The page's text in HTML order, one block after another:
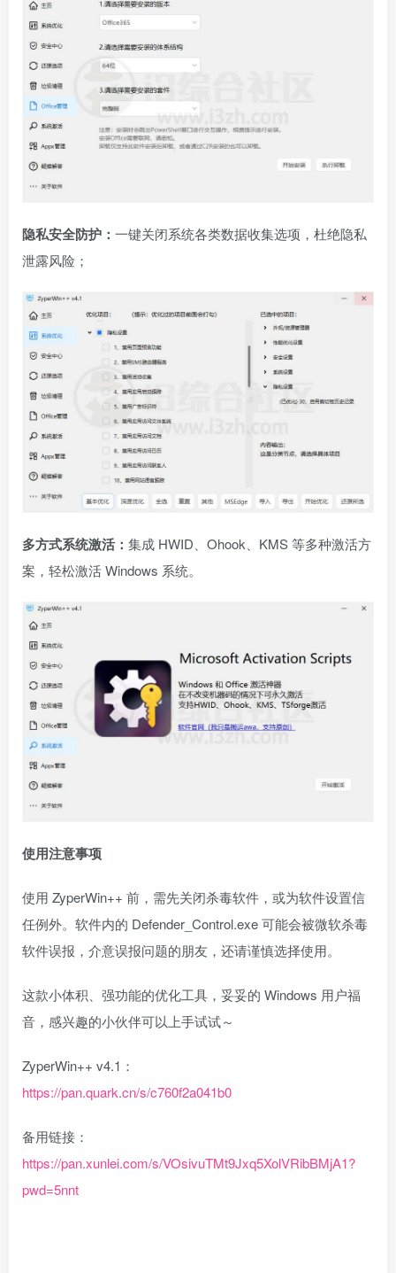
隐私安全防护： 一键关闭系统各类数据收集选项，杜绝隐私
泄露风险；
多方式系统激活： 集成 HWID、Ohook、KMS 等多种激活方
案，轻松激活 Windows 系统。
使用注意事项
使用 ZyperWin++ 前，需先关闭杀毒软件，或为软件设置信
任例外。软件内的 Defender_Control.exe 可能会被微软杀毒
软件误报，介意误报问题的朋友，还请谨慎选择使用。
这款小体积、强功能的优化工具，妥妥的 Windows 用户福
音，感兴趣的小伙伴可以上手试试～
ZyperWin++ v4.1：
https://pan.quark.cn/s/c760f2a041b0
备用链接：
https://pan.xunlei.com/s/VOsivuTMt9Jxq5XolVRibBMjA1?
pwd=5nnt